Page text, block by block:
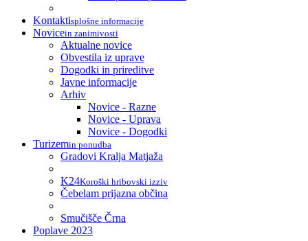
Kontaktisplošne informacije
Novicein zanimivosti
Aktualne novice
Obvestila iz uprave
Dogodki in prireditve
Javne informacije
Arhiv
Novice - Razne
Novice - Uprava
Novice - Dogodki
Turizemin ponudba
Gradovi Kralja Matjaža
K24Koroški hribovski izziv
Čebelam prijazna občina
Smučišče Črna
Poplave 2023